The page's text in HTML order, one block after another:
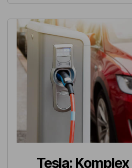
Tesla: